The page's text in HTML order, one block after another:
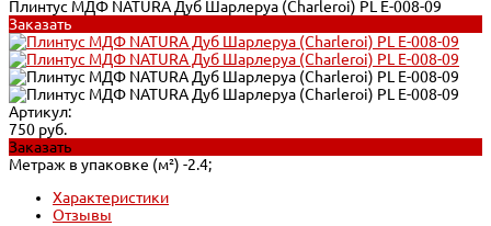
Плинтус МДФ NATURA Дуб Шарлеруа (Charleroi) PL E-008-09
Заказать
Артикул:
750 руб.
Заказать
Метраж в упаковке (м²) -2.4;
Характеристики
Отзывы